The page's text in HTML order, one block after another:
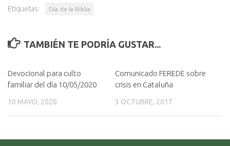
Etiquetas: Día de la Biblia
TAMBIÉN TE PODRÍA GUSTAR...
Devocional para culto
familiar del día 10/05/2020
10 MAYO, 2020
Comunicado FEREDE sobre
crisis en Cataluña
3 OCTUBRE, 2017